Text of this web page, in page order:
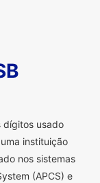
dígitos usado
instituição
nos sistemas
(APCS) e